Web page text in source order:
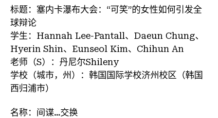
标题：塞内卡瀑布大会：“可笑”的女性如何引发全
球辩论
学生：Hannah Lee-Pantall、Daeun Chung、
Hyerin Shin、Eunseol Kim、Chihun An
老师（S）：丹尼尔Shileny
学校（城市，州）：韩国国际学校济州校区（韩国
西归浦市）
名称：间谍…交换